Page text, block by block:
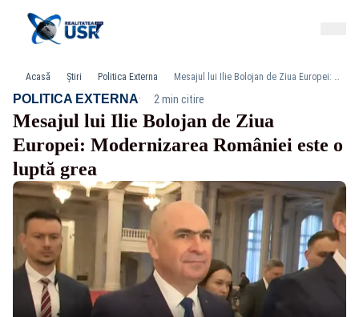
Acasă Știri Politica Externa Mesajul lui Ilie Bolojan de Ziua Europei: Modernizarea României este o luptă grea
POLITICA EXTERNA· 2 min citire
Mesajul lui Ilie Bolojan de Ziua
Europei: Modernizarea României este o
luptă grea